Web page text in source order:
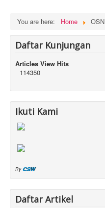
You are here: Home OSN
Daftar Kunjungan
Articles View Hits
114350
Ikuti Kami
ByCSW
Daftar Artikel